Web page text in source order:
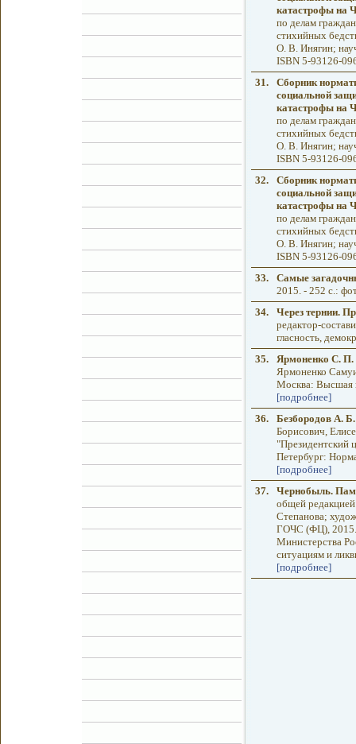
катастрофы на
по делам
стихийных
О. В. Инягин;
ISBN 5-93126-
31.
Сборник
социальной
катастрофы на
по делам
стихийных
О. В. Инягин;
ISBN 5-93126-
32.
Сборник
социальной
катастрофы на
по делам
стихийных
О. В. Инягин;
ISBN 5-93126-
33.
Самые
2015. - 252 с.:
34.
Через тернии.
редактор-
гласность,
35.
Ярмоненко С. П.
Ярмоненко
Москва: Высшая
[подробнее]
36.
Безбородов А. Б.
Борисович,
"Президентский
Петербург:
[подробнее]
37.
Чернобыль.
общей
Степанова;
ГОЧС (ФЦ), 2015.
Министерства
ситуациям и
[подробнее]